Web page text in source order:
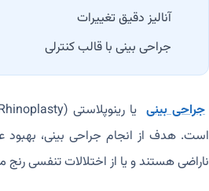
آنالیز دقیق تغییرات
جراحی بینی با قالب کنترلی
جراحی بینی
است. هدف از انجام جراحی بینی، بهبود
ناراضی هستند و یا از اختلالات تنفسی رنج